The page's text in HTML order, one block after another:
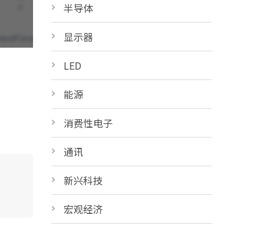
半导体
显示器
LED
能源
消费性电子
通讯
新兴科技
宏观经济